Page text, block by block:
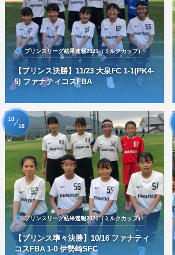
プリンスリーグ結果速報2021（ミルクカップ）
【プリンス決勝】11/23 大泉FC 1-1(PK4-
5) ファナティコスFBA
プリンスリーグ結果速報2021（ミルクカップ）
【プリンス準々決勝】10/16 ファナティ
コスFBA 1-0 伊勢崎SFC
10
16